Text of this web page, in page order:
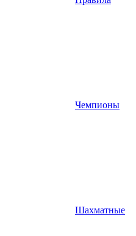
Чемпионы
Шахматные